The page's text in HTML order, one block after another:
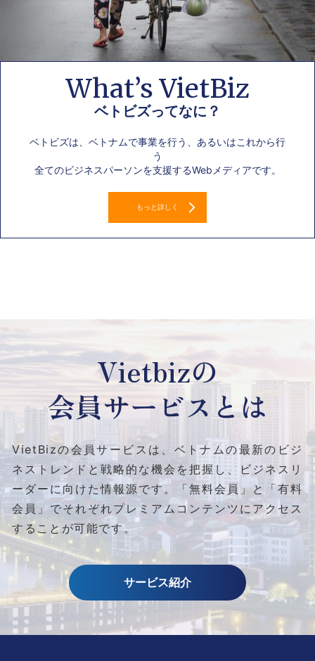
What’s VietBiz
ベトビズってなに？
ベトビズは、ベトナムで事業を行う、あるいはこれから行
う
全てのビジネスパーソンを支援するWebメディアです。
もっと詳しく
Vietbizの
会員サービスとは
VietBizの会員サービスは、ベトナムの最新のビジ
ネストレンドと戦略的な機会を把握し、ビジネスリ
ーダーに向けた情報源です。
「無料会員」と「有料
会員」でそれぞれプレミアムコンテンツにアクセス
することが可能です。
サービス紹介